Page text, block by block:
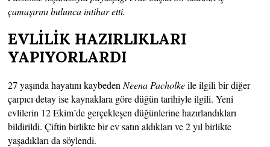
çamaşırını bulunca intihar etti.
EVLİLİK HAZIRLIKLARI
YAPIYORLARDI
27 yaşında hayatını kaybeden Neena Pacholkeile ilgili bir diğer
çarpıcı detay ise kaynaklara göre düğün tarihiyle ilgili. Yeni
evlilerin 12 Ekim’de gerçekleşen düğünlerine hazırlandıkları
bildirildi. Çiftin birlikte bir ev satın aldıkları ve 2 yıl birlikte
yaşadıkları da söylendi.